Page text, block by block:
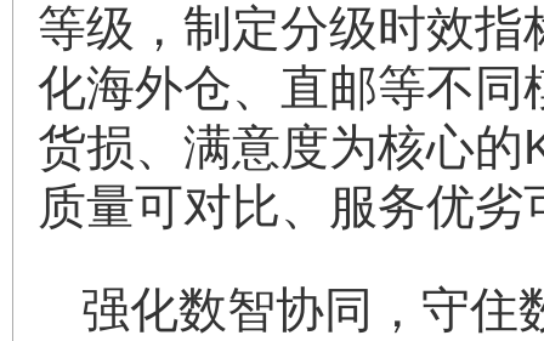
等级，制定分级时效
化海外仓、直邮等不
货损、满意度为核心
质量可对比、服务优劣
强化数智协同，守住